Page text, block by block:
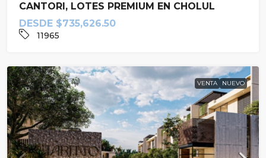
CANTORI, LOTES PREMIUM EN CHOLUL
DESDE $735,626.50
11965
VENTA NUEVO